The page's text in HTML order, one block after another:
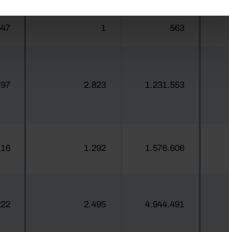
1 563
2.823 1.231.553
1.292 1.576.606
2.495 4.944.491